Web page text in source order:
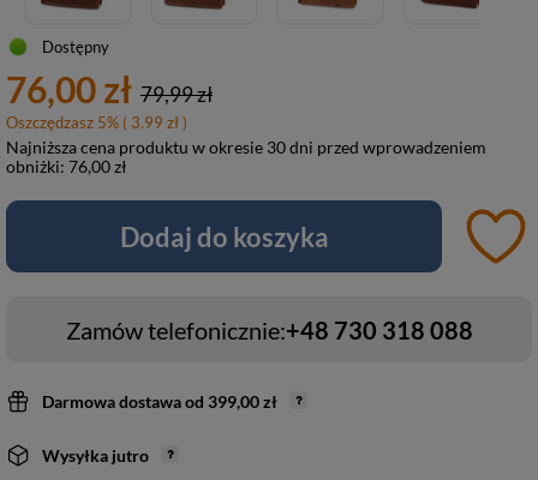
Dostępny
76,00 zł 79,99 zł
Oszczędzasz 5% ( 3.99 zł )
Najniższa cena produktu w okresie 30 dni przed wprowadzeniem
obniżki: 76,00 zł
Dodaj do koszyka
Zamów telefonicznie:+48 730 318 088
Darmowa dostawaod 399,00 zł
Wysyłka jutro